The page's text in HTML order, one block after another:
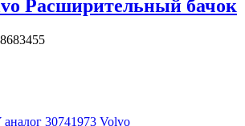
Расширительный бачок